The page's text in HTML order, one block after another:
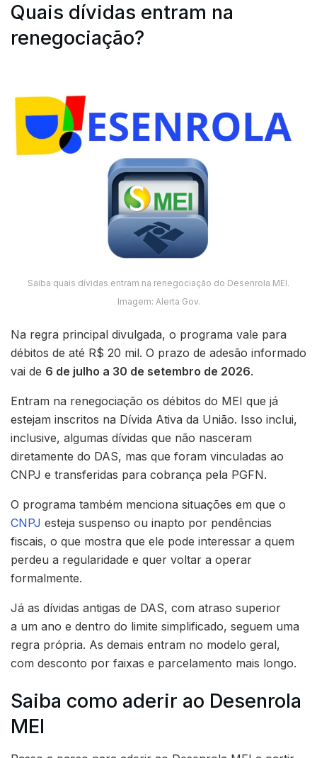
Quais dívidas entram na
renegociação?
Saiba quais dívidas entram na renegociação do Desenrola MEI.
Imagem: Alerta Gov.
Na regra principal divulgada, o programa vale para
débitos de até R$ 20 mil. O prazo de adesão informado
vai de 6 de julho a 30 de setembro de 2026.
Entram na renegociação os débitos do MEI que já
estejam inscritos na Dívida Ativa da União. Isso inclui,
inclusive, algumas dívidas que não nasceram
diretamente do DAS, mas que foram vinculadas ao
CNPJ e transferidas para cobrança pela PGFN.
O programa também menciona situações em que o
CNPJ esteja suspenso ou inapto por pendências
fiscais, o que mostra que ele pode interessar a quem
perdeu a regularidade e quer voltar a operar
formalmente.
Já as dívidas antigas de DAS, com atraso superior
a um ano e dentro do limite simplificado, seguem uma
regra própria. As demais entram no modelo geral,
com desconto por faixas e parcelamento mais longo.
Saiba como aderir ao Desenrola
MEI